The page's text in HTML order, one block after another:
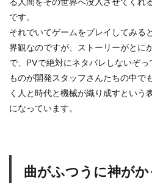
です。
それでいてゲームをプレイしてみる
界観なのですが、ストーリーがとに
で、PVで絶対にネタバレしないぞ
ものが開発スタッフさんたちの中で
く人と時代と機械が織り成すという
になっています。
曲がふつうに神が